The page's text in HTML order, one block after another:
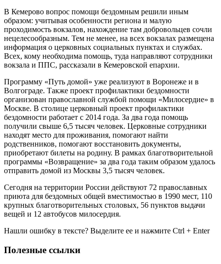
В Кемерово вопрос помощи бездомным решили иным
образом: учитывая особенности региона и малую
проходимость вокзалов, нахождение там добровольцев сочли
нецелесообразным. Тем не менее, на всех вокзалах размещена
информация о церковных социальных пунктах и службах.
Всех, кому необходима помощь, туда направляют сотрудники
вокзала и ППС, рассказали в Кемеровской епархии.
Программу «Путь домой» уже реализуют в Воронеже и в
Волгограде. Также проект профилактики бездомности
организован православной службой помощи «Милосердие» в
Москве. В столице церковный проект профилактики
бездомности работает с 2014 года. За два года помощь
получили свыше 6,5 тысяч человек. Церковные сотрудники
находят место для проживания, помогают найти
родственников, помогают восстановить документы,
приобретают билеты на родину. В рамках благотворительной
программы «Возвращение» за два года таким образом удалось
отправить домой из Москвы 3,5 тысяч человек.
Сегодня на территории России действуют 72 православных
приюта для бездомных общей вместимостью в 1990 мест, 110
крупных благотворительных столовых, 56 пунктов выдачи
вещей и 12 автобусов милосердия.
Нашли ошибку в тексте? Выделите ее и нажмите Ctrl + Enter
Полезные ссылки